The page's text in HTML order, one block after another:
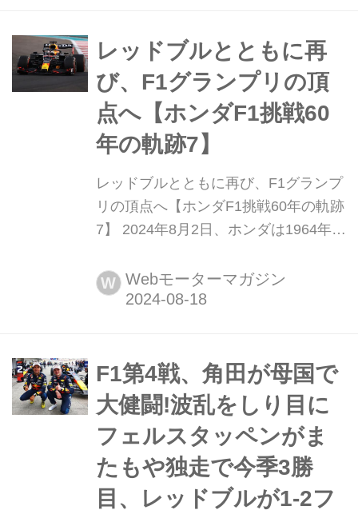
ポートすることを発表した。
レッドブルとともに再
び、F1グランプリの頂
点へ【ホンダF1挑戦60
年の軌跡7】
レッドブルとともに再び、F1グランプ
リの頂点へ【ホンダF1挑戦60年の軌跡
7】 2024年8月2日、ホンダは1964年8
戦から60年を迎えたが、その中でも
2015年からの第4期はとくに困難な挑
屈辱的な敗退を繰り返した。それでも
自らの技術への信念が揺らぐ...
W Webモーターマガジン
F1第4戦、角田が母国で
大健闘!波乱をしり目に
フェルスタッペンがま
たもや独走で今季3勝
目、レッドブルが1-2フ